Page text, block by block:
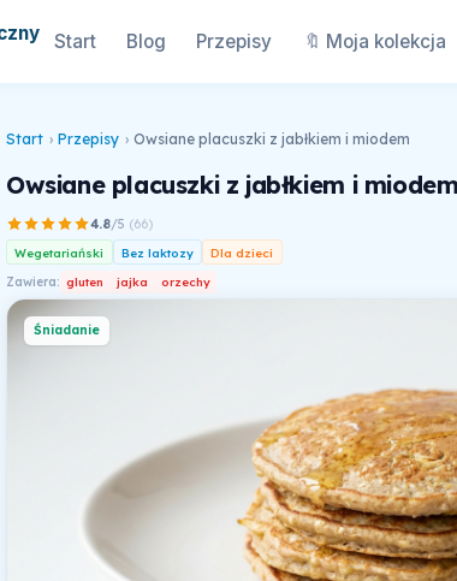
Start Blog Przepisy 🔖 Moja kolekcja
Start › Przepisy › Owsiane placuszki z jabłkiem i miodem
Owsiane placuszki z jabłkiem i miodem
4.8/5 (66)
Wegetariański Bez laktozy Dla dzieci
Zawiera: gluten jajka orzechy
Śniadanie